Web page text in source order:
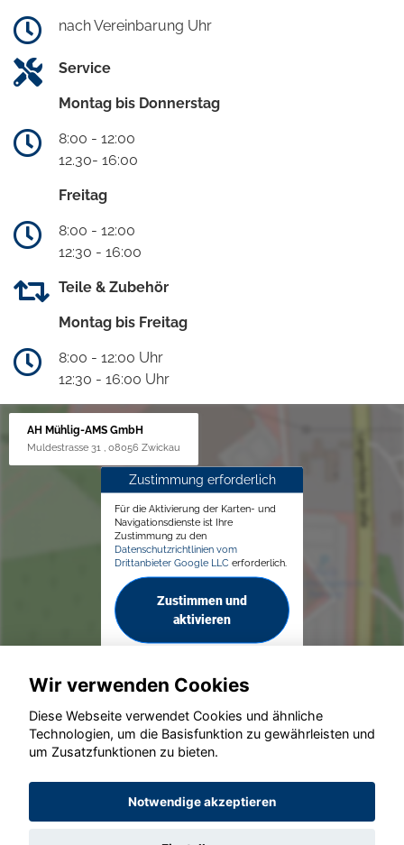
nach Vereinbarung Uhr
Service
Montag bis Donnerstag
8:00 - 12:00
12.30- 16:00
Freitag
8:00 - 12:00
12:30 - 16:00
Teile & Zubehör
Montag bis Freitag
8:00 - 12:00 Uhr
12:30 - 16:00 Uhr
AH Mühlig-AMS GmbH
Muldestrasse 31 , 08056 Zwickau
Zustimmung erforderlich
Für die Aktivierung der Karten- und
Navigationsdienste ist Ihre
Zustimmung zu den
Datenschutzrichtlinien vom
Drittanbieter Google LLC erforderlich.
Zustimmen und
aktivieren
© konjunkturmotor.de GmbH 2020 - 2026
Wir verwenden Cookies
Diese Webseite verwendet Cookies und ähnliche
Technologien, um die Basisfunktion zu gewährleisten und
um Zusatzfunktionen zu bieten.
Notwendige akzeptieren